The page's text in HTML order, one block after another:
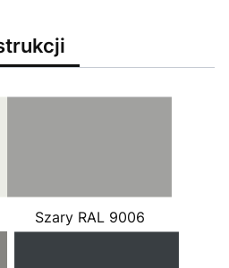
Szary RAL 9006